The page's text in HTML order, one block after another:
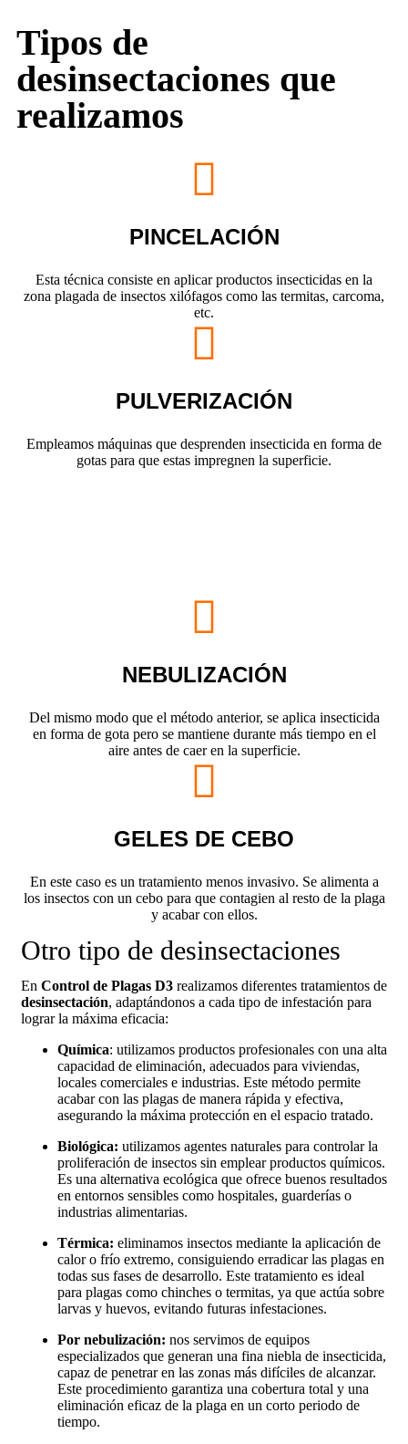
Tipos de
desinsectaciones que
realizamos
PINCELACIÓN
Esta técnica consiste en aplicar productos insecticidas en la
zona plagada de insectos xilófagos como las termitas, carcoma,
etc.
PULVERIZACIÓN
Empleamos máquinas que desprenden insecticida en forma de
gotas para que estas impregnen la superficie.
NEBULIZACIÓN
Del mismo modo que el método anterior, se aplica insecticida
en forma de gota pero se mantiene durante más tiempo en el
aire antes de caer en la superficie.
GELES DE CEBO
En este caso es un tratamiento menos invasivo. Se alimenta a
los insectos con un cebo para que contagien al resto de la plaga
y acabar con ellos.
Otro tipo de desinsectaciones
En Control de Plagas D3 realizamos diferentes tratamientos de
desinsectación, adaptándonos a cada tipo de infestación para
lograr la máxima eficacia:
Química: utilizamos productos profesionales con una alta
capacidad de eliminación, adecuados para viviendas,
locales comerciales e industrias. Este método permite
acabar con las plagas de manera rápida y efectiva,
asegurando la máxima protección en el espacio tratado.
Biológica: utilizamos agentes naturales para controlar la
proliferación de insectos sin emplear productos químicos.
Es una alternativa ecológica que ofrece buenos resultados
en entornos sensibles como hospitales, guarderías o
industrias alimentarias.
Térmica: eliminamos insectos mediante la aplicación de
calor o frío extremo, consiguiendo erradicar las plagas en
todas sus fases de desarrollo. Este tratamiento es ideal
para plagas como chinches o termitas, ya que actúa sobre
larvas y huevos, evitando futuras infestaciones.
Por nebulización: nos servimos de equipos
especializados que generan una fina niebla de insecticida,
capaz de penetrar en las zonas más difíciles de alcanzar.
Este procedimiento garantiza una cobertura total y una
eliminación eficaz de la plaga en un corto periodo de
tiempo.